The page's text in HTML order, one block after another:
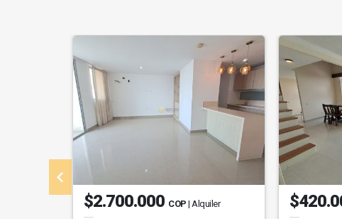
$2.700.000 COP | Alquiler